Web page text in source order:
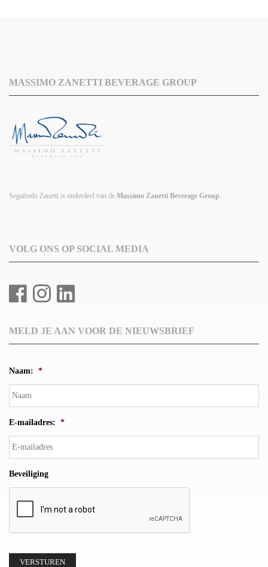
MASSIMO ZANETTI BEVERAGE GROUP
Segafredo Zanetti is onderdeel van de Massimo Zanetti Beverage Group.
VOLG ONS OP SOCIAL MEDIA
MELD JE AAN VOOR DE NIEUWSBRIEF
Naam: *
E-mailadres: *
Beveiliging
VERSTUREN